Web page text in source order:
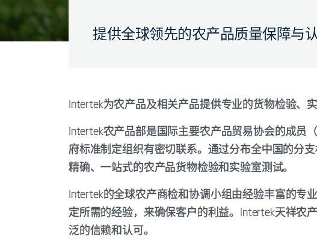
提供全球领先的农产品质量保障与
Intertek为农产品及相关产品提供专业的货物检验、
Intertek农产品部是国际主要农产品贸易协会的成员（
府标准制定组织有密切联系。通过分布全中国的分
精确、一站式的农产品货物检验和实验室测试。
Intertek的全球农产商检和协调小组由经验丰富的专
定所需的经验，来确保客户的利益。Intertek天祥农
泛的信赖和认可。